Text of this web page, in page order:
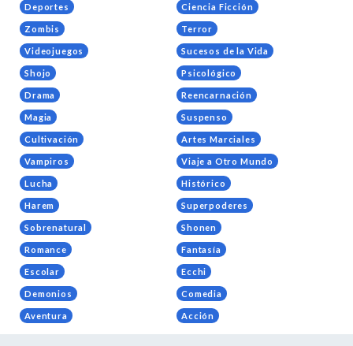
Deportes Ciencia Ficción
Zombis Terror
Videojuegos Sucesos de la Vida
Shojo Psicológico
Drama Reencarnación
Magia Suspenso
Cultivación Artes Marciales
Vampiros Viaje a Otro Mundo
Lucha Histórico
Harem Superpoderes
Sobrenatural Shonen
Romance Fantasía
Escolar Ecchi
Demonios Comedia
Aventura Acción